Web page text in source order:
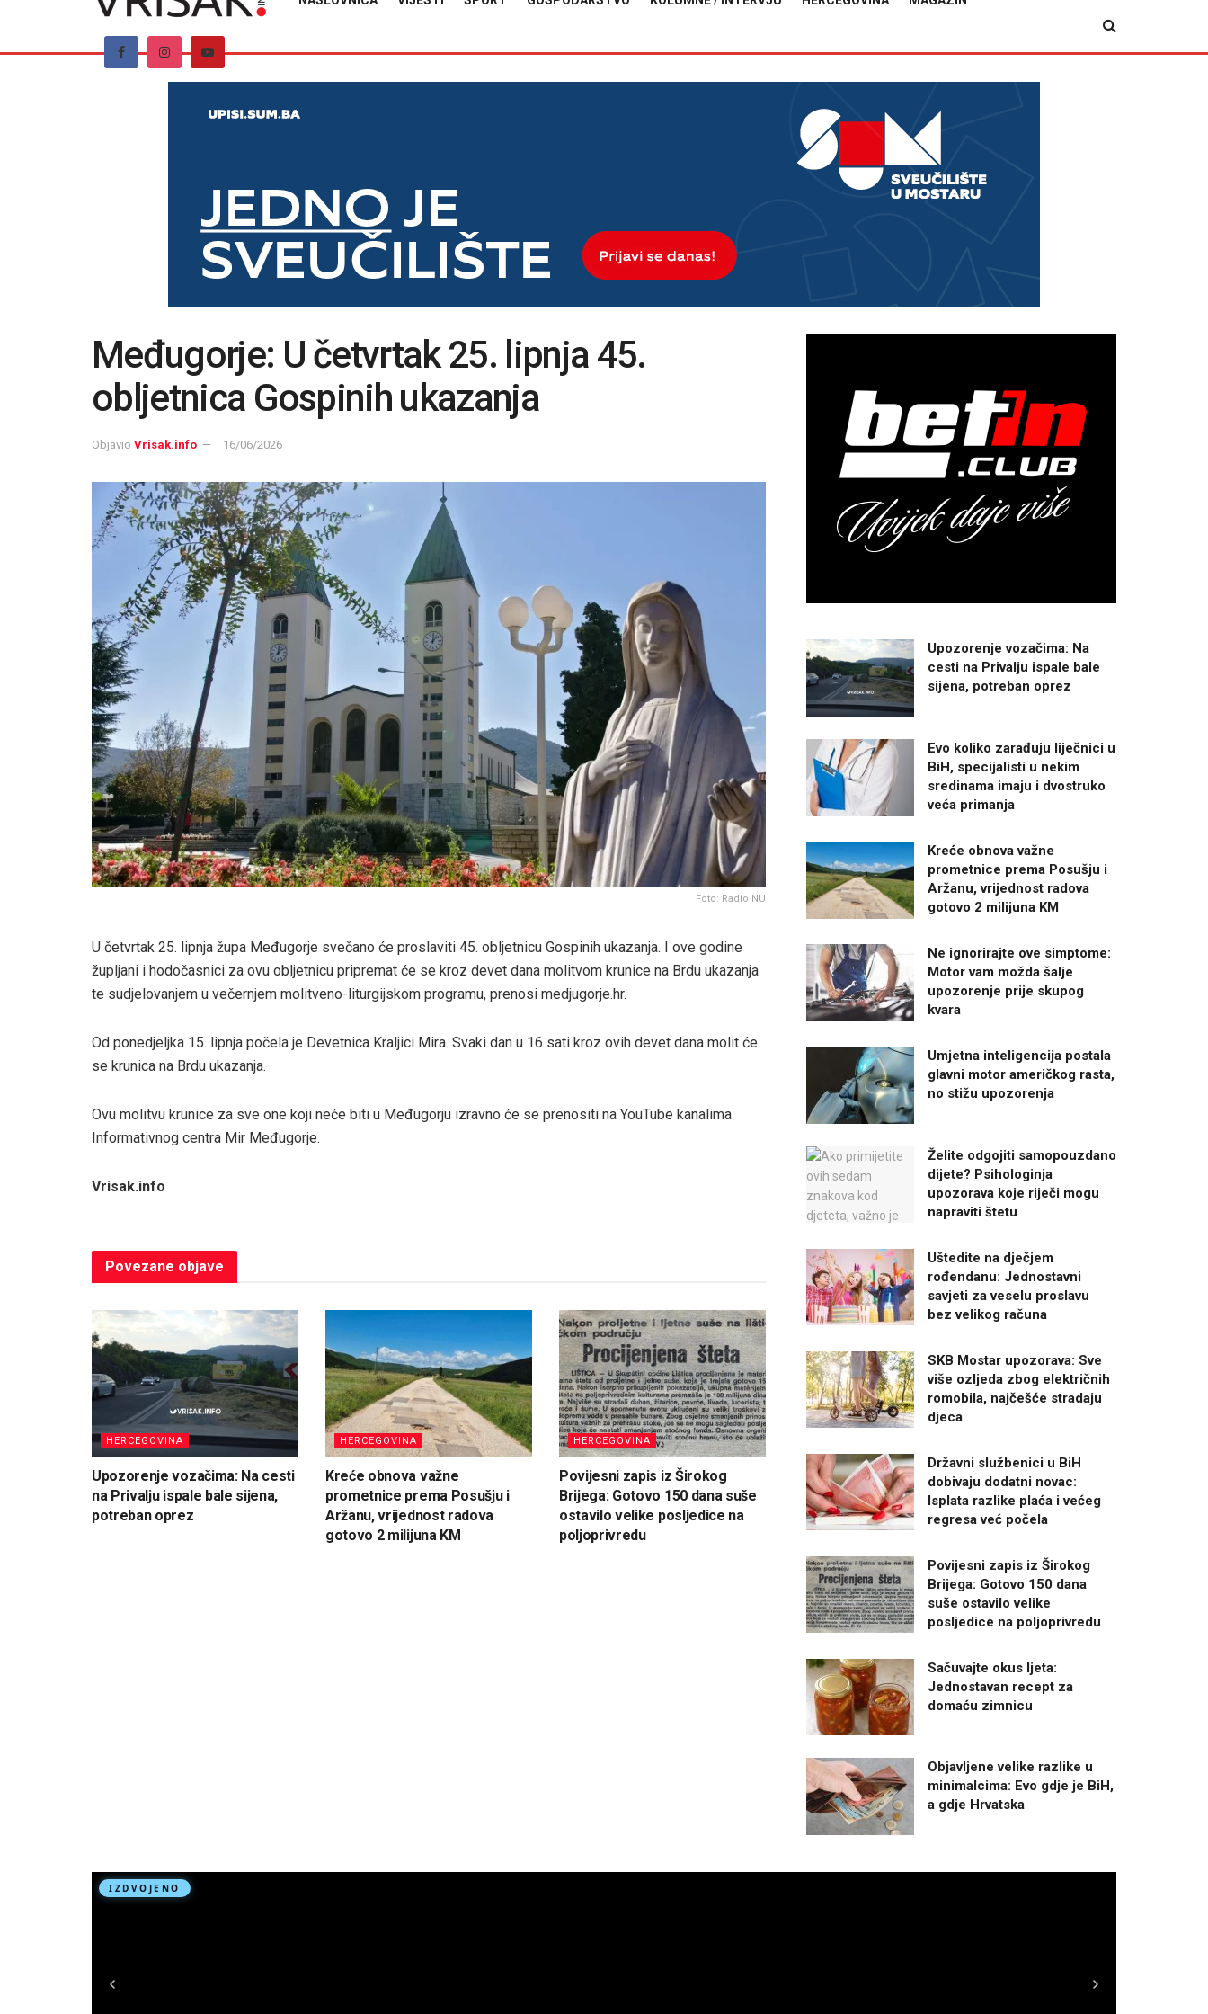
Međugorje: U četvrtak 25. lipnja 45.
obljetnica Gospinih ukazanja
Objavio Vrisak.info 16/06/2026
Foto: Radio NU
U četvrtak 25. lipnja župa Međugorje svečano će proslaviti 45. obljetnicu Gospinih ukazanja. I ove godine
župljani i hodočasnici za ovu obljetnicu pripremat će se kroz devet dana molitvom krunice na Brdu ukazanja
te sudjelovanjem u večernjem molitveno-liturgijskom programu, prenosi medjugorje.hr.
Od ponedjeljka 15. lipnja počela je Devetnica Kraljici Mira. Svaki dan u 16 sati kroz ovih devet dana molit će
se krunica na Brdu ukazanja.
Ovu molitvu krunice za sve one koji neće biti u Međugorju izravno će se prenositi na YouTube kanalima
Informativnog centra Mir Međugorje.
Vrisak.info
Povezane objave
HERCEGOVINA
Upozorenje vozačima: Na cesti
na Privalju ispale bale sijena,
potreban oprez
HERCEGOVINA
Kreće obnova važne
prometnice prema Posušju i
Aržanu, vrijednost radova
gotovo 2 milijuna KM
HERCEGOVINA
Povijesni zapis iz Širokog
Brijega: Gotovo 150 dana suše
ostavilo velike posljedice na
poljoprivredu
Upozorenje vozačima: Na
cesti na Privalju ispale bale
sijena, potreban oprez
Evo koliko zarađuju liječnici u
BiH, specijalisti u nekim
sredinama imaju i dvostruko
veća primanja
Kreće obnova važne
prometnice prema Posušju i
Aržanu, vrijednost radova
gotovo 2 milijuna KM
Ne ignorirajte ove simptome:
Motor vam možda šalje
upozorenje prije skupog
kvara
Umjetna inteligencija postala
glavni motor američkog rasta,
no stižu upozorenja
Želite odgojiti samopouzdano
dijete? Psihologinja
upozorava koje riječi mogu
napraviti štetu
Uštedite na dječjem
rođendanu: Jednostavni
savjeti za veselu proslavu
bez velikog računa
SKB Mostar upozorava: Sve
više ozljeda zbog električnih
romobila, najčešće stradaju
djeca
Državni službenici u BiH
dobivaju dodatni novac:
Isplata razlike plaća i većeg
regresa već počela
Povijesni zapis iz Širokog
Brijega: Gotovo 150 dana
suše ostavilo velike
posljedice na poljoprivredu
Sačuvajte okus ljeta:
Jednostavan recept za
domaću zimnicu
Objavljene velike razlike u
minimalcima: Evo gdje je BiH,
a gdje Hrvatska